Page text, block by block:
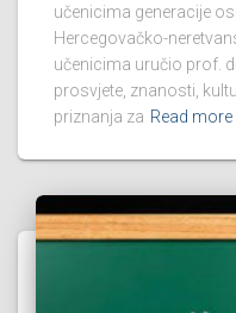
učenicima generacije
Hercegovačko-
učenicima uručio prof.
prosvjete, znanosti,
priznanja za Read more